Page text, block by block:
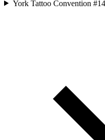
York Tattoo Convention